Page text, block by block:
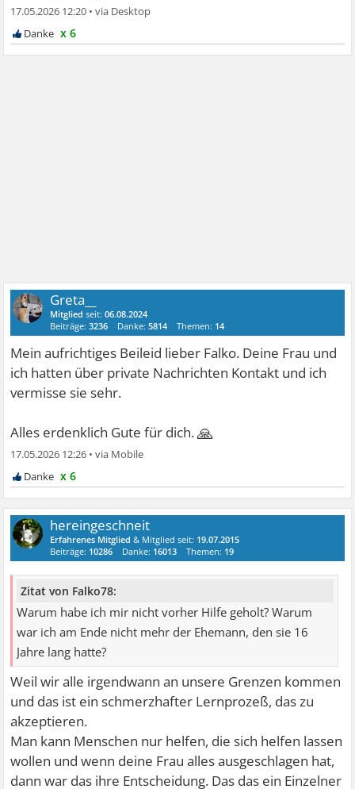
17.05.2026 12:20 •
x 6
Greta__
Mitglied seit:06.08.2024
Beiträge:3236 Danke:5814 Themen: 14
Mein aufrichtiges Beileid lieber Falko. Deine Frau und
ich hatten über private Nachrichten Kontakt und ich
vermisse sie sehr.
Alles erdenklich Gute für dich.🙏
17.05.2026 12:26 •
x 6
hereingeschneit
Erfahrenes Mitglied & Mitglied seit: 19.07.2015
Beiträge: 10286 Danke: 16013 Themen: 19
Zitat von Falko78:
Warum habe ich mir nicht vorher Hilfe geholt? Warum
war ich am Ende nicht mehr der Ehemann, den sie 16
Jahre lang hatte?
Weil wir alle irgendwann an unsere Grenzen kommen
und das ist ein schmerzhafter Lernprozeß, das zu
akzeptieren.
Man kann Menschen nur helfen, die sich helfen lassen
wollen und wenn deine Frau alles ausgeschlagen hat,
dann war das ihre Entscheidung. Das das ein Einzelner